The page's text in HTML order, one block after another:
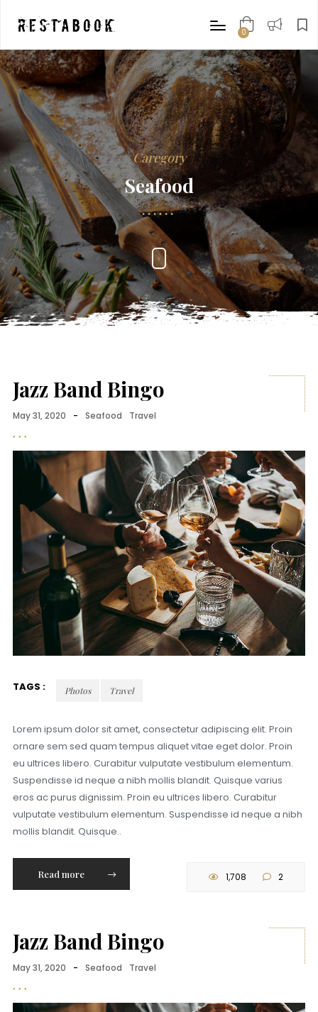
0
Caregory
Seafood
Jazz Band Bingo
May 31, 2020 - Seafood Travel
TAGS : Photos Travel
Lorem ipsum dolor sit amet, consectetur adipiscing elit. Proin
ornare sem sed quam tempus aliquet vitae eget dolor. Proin
eu ultrices libero. Curabitur vulputate vestibulum elementum.
Suspendisse id neque a nibh mollis blandit. Quisque varius
eros ac purus dignissim. Proin eu ultrices libero. Curabitur
vulputate vestibulum elementum. Suspendisse id neque a nibh
mollis blandit. Quisque..
Read more 1,708 2
Jazz Band Bingo
May 31, 2020 - Seafood Travel